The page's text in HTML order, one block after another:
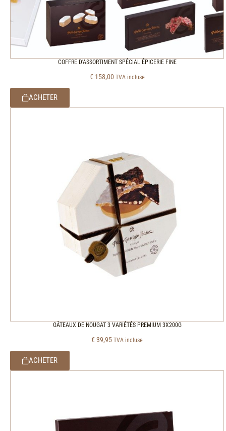
COFFRE D'ASSORTIMENT SPÉCIAL ÉPICERIE FINE
€ 158,00 TVA incluse
ACHETER
GÂTEAUX DE NOUGAT 3 VARIÉTÉS PREMIUM 3X200G
€ 39,95 TVA incluse
ACHETER